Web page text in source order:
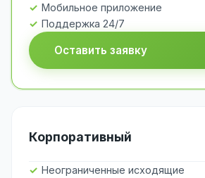
Мобильное приложение
Поддержка 24/7
Оставить заявку
Корпоративный
Неограниченные исходящие